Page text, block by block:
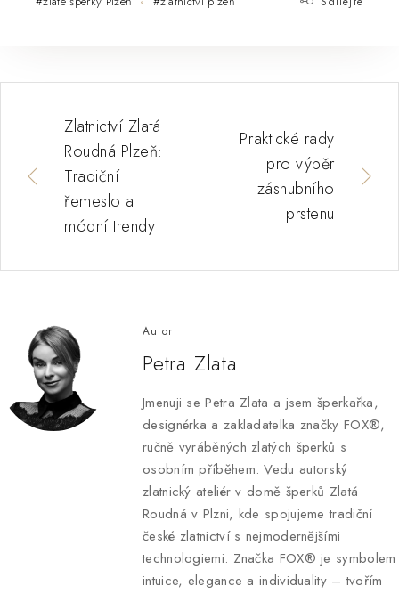
Zlatnictví Zlatá
Roudná Plzeň:
Tradiční
řemeslo a
módní trendy
Praktické rady
pro výběr
zásnubního
prstenu
Autor
Petra Zlata
Jmenuji se Petra Zlata a jsem šperkařka,
designérka a zakladatelka značky FOX®,
ručně vyráběných zlatých šperků s
osobním příběhem. Vedu autorský
zlatnický ateliér v domě šperků Zlatá
Roudná v Plzni, kde spojujeme tradiční
české zlatnictví s nejmodernějšími
technologiemi. Značka FOX® je symbolem
intuice, elegance a individuality – tvořím